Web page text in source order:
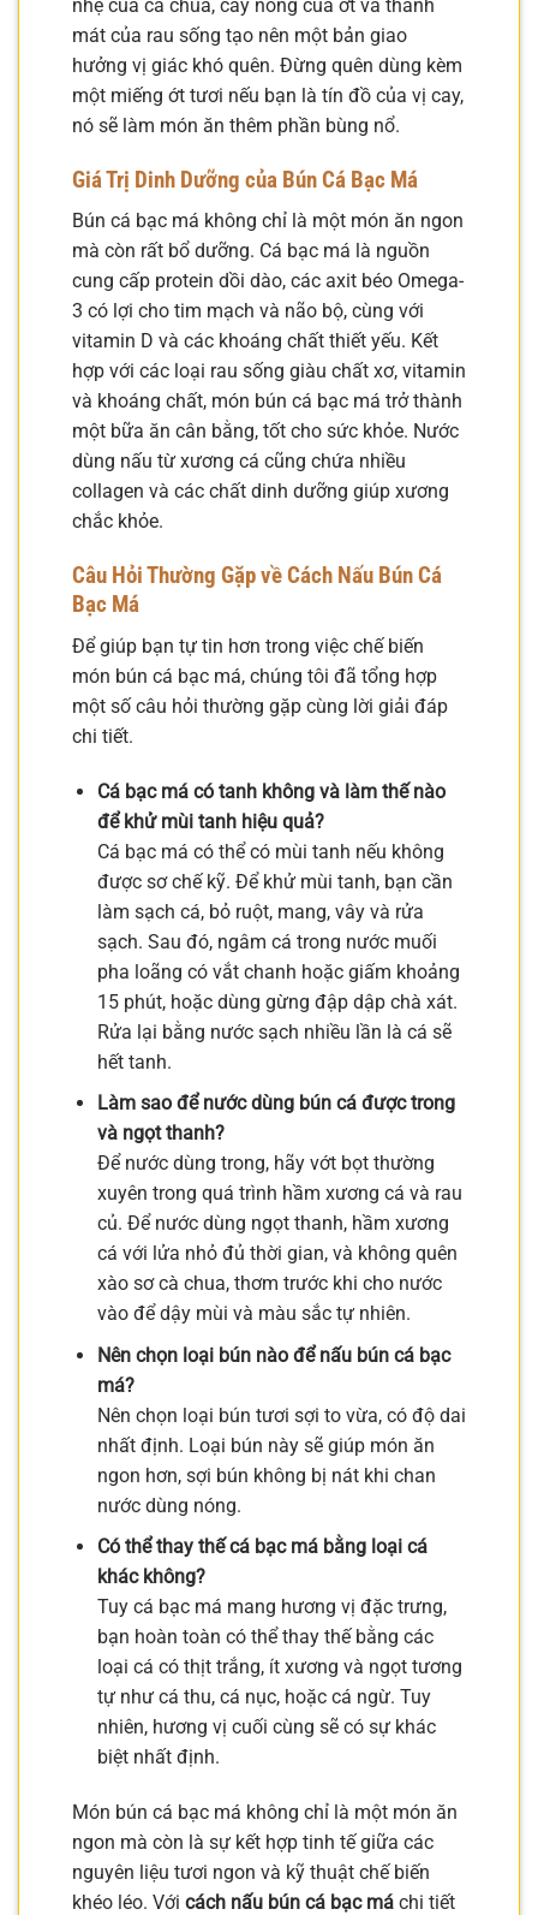
nhẹ của cà chua, cay nồng của ớt và thanh
mát của rau sống tạo nên một bản giao
hưởng vị giác khó quên. Đừng quên dùng kèm
một miếng ớt tươi nếu bạn là tín đồ của vị cay,
nó sẽ làm món ăn thêm phần bùng nổ.
Giá Trị Dinh Dưỡng của Bún Cá Bạc Má
Bún cá bạc má không chỉ là một món ăn ngon
mà còn rất bổ dưỡng. Cá bạc má là nguồn
cung cấp protein dồi dào, các axit béo Omega-
3 có lợi cho tim mạch và não bộ, cùng với
vitamin D và các khoáng chất thiết yếu. Kết
hợp với các loại rau sống giàu chất xơ, vitamin
và khoáng chất, món bún cá bạc má trở thành
một bữa ăn cân bằng, tốt cho sức khỏe. Nước
dùng nấu từ xương cá cũng chứa nhiều
collagen và các chất dinh dưỡng giúp xương
chắc khỏe.
Câu Hỏi Thường Gặp về Cách Nấu Bún Cá
Bạc Má
Để giúp bạn tự tin hơn trong việc chế biến
món bún cá bạc má, chúng tôi đã tổng hợp
một số câu hỏi thường gặp cùng lời giải đáp
chi tiết.
Cá bạc má có tanh không và làm thế nào
để khử mùi tanh hiệu quả?
Cá bạc má có thể có mùi tanh nếu không
được sơ chế kỹ. Để khử mùi tanh, bạn cần
làm sạch cá, bỏ ruột, mang, vây và rửa
sạch. Sau đó, ngâm cá trong nước muối
pha loãng có vắt chanh hoặc giấm khoảng
15 phút, hoặc dùng gừng đập dập chà xát.
Rửa lại bằng nước sạch nhiều lần là cá sẽ
hết tanh.
Làm sao để nước dùng bún cá được trong
và ngọt thanh?
Để nước dùng trong, hãy vớt bọt thường
xuyên trong quá trình hầm xương cá và rau
củ. Để nước dùng ngọt thanh, hầm xương
cá với lửa nhỏ đủ thời gian, và không quên
xào sơ cà chua, thơm trước khi cho nước
vào để dậy mùi và màu sắc tự nhiên.
Nên chọn loại bún nào để nấu bún cá bạc
má?
Nên chọn loại bún tươi sợi to vừa, có độ dai
nhất định. Loại bún này sẽ giúp món ăn
ngon hơn, sợi bún không bị nát khi chan
nước dùng nóng.
Có thể thay thế cá bạc má bằng loại cá
khác không?
Tuy cá bạc má mang hương vị đặc trưng,
bạn hoàn toàn có thể thay thế bằng các
loại cá có thịt trắng, ít xương và ngọt tương
tự như cá thu, cá nục, hoặc cá ngừ. Tuy
nhiên, hương vị cuối cùng sẽ có sự khác
biệt nhất định.
Món bún cá bạc má không chỉ là một món ăn
ngon mà còn là sự kết hợp tinh tế giữa các
nguyên liệu tươi ngon và kỹ thuật chế biến
khéo léo. Với cách nấu bún cá bạc má chi tiết